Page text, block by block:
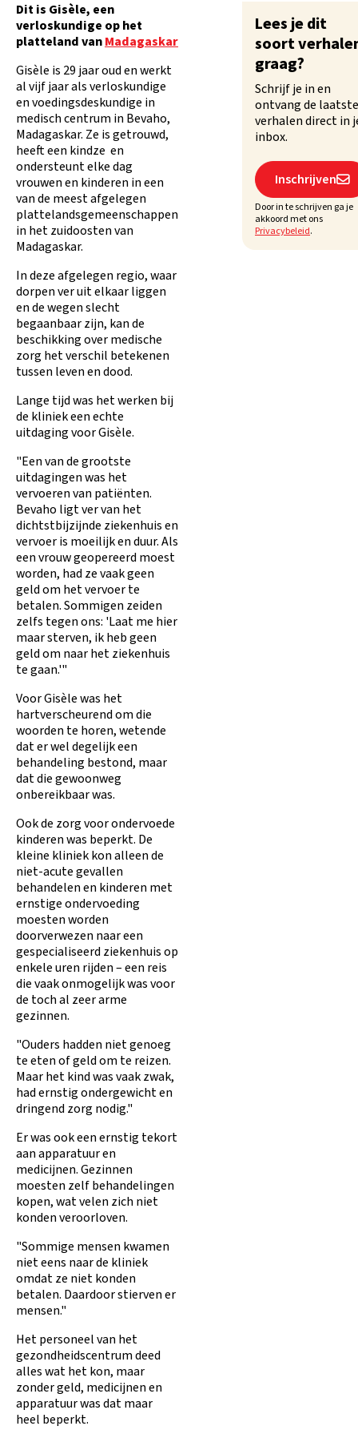
Dit is Gisèle, een
verloskundige op het
platteland vanMadagaskar
Gisèle is 29 jaar oud en werkt
al vijf jaar als verloskundige
en voedingsdeskundige in
medisch centrum in Bevaho,
Madagaskar. Ze is getrouwd,
heeft een kindze en
ondersteunt elke dag
vrouwen en kinderen in een
van de meest afgelegen
plattelandsgemeenschappen
in het zuidoosten van
Madagaskar.
In deze afgelegen regio, waar
dorpen ver uit elkaar liggen
en de wegen slecht
begaanbaar zijn, kan de
beschikking over medische
zorg het verschil betekenen
tussen leven en dood.
Lange tijd was het werken bij
de kliniek een echte
uitdaging voor Gisèle.
"Een van de grootste
uitdagingen was het
vervoeren van patiënten.
Bevaho ligt ver van het
dichtstbijzijnde ziekenhuis en
vervoer is moeilijk en duur. Als
een vrouw geopereerd moest
worden, had ze vaak geen
geld om het vervoer te
betalen. Sommigen zeiden
zelfs tegen ons: 'Laat me hier
maar sterven, ik heb geen
geld om naar het ziekenhuis
te gaan.'"
Voor Gisèle was het
hartverscheurend om die
woorden te horen, wetende
dat er wel degelijk een
behandeling bestond, maar
dat die gewoonweg
onbereikbaar was.
Ook de zorg voor ondervoede
kinderen was beperkt. De
kleine kliniek kon alleen de
niet-acute gevallen
behandelen en kinderen met
ernstige ondervoeding
moesten worden
doorverwezen naar een
gespecialiseerd ziekenhuis op
enkele uren rijden – een reis
die vaak onmogelijk was voor
de toch al zeer arme
gezinnen.
"Ouders hadden niet genoeg
te eten of geld om te reizen.
Maar het kind was vaak zwak,
had ernstig ondergewicht en
dringend zorg nodig."
Er was ook een ernstig tekort
aan apparatuur en
medicijnen. Gezinnen
moesten zelf behandelingen
kopen, wat velen zich niet
konden veroorloven.
"Sommige mensen kwamen
niet eens naar de kliniek
omdat ze niet konden
betalen. Daardoor stierven er
mensen."
Het personeel van het
gezondheidscentrum deed
alles wat het kon, maar
zonder geld, medicijnen en
apparatuur was dat maar
heel beperkt.
Lees je dit
soort
graag?
Schrijf je in en
ontvang de laatste
verhalen direct in
inbox.
Inschrijven
Door in te schrijven ga je
akkoord met ons
Privacybeleid.